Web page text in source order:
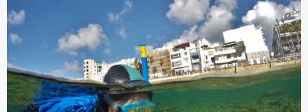
FR
Mon clicktodo
Connexion